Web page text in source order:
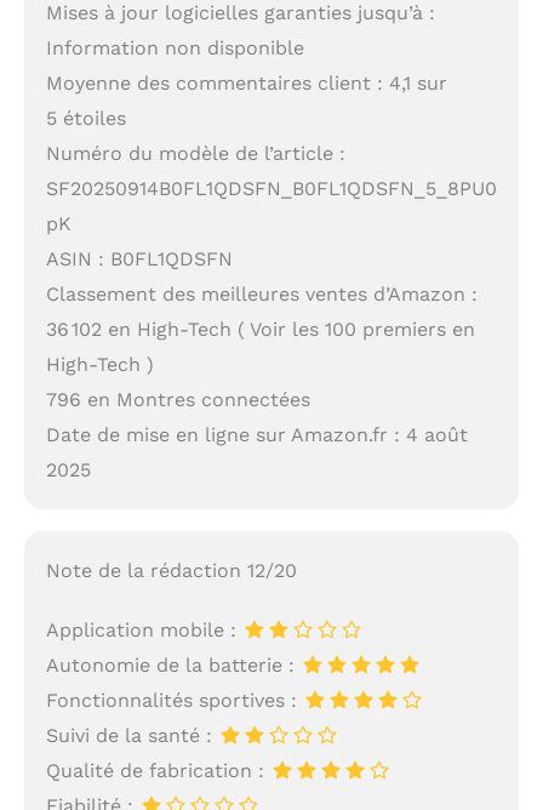
Mises à jour logicielles garanties jusqu’à :
Information non disponible
Moyenne des commentaires client : 4,1 sur
5 étoiles
Numéro du modèle de l’article :
SF20250914B0FL1QDSFN_B0FL1QDSFN_5_8PU0
pK
ASIN : B0FL1QDSFN
Classement des meilleures ventes d’Amazon :
36 102 en High-Tech ( Voir les 100 premiers en
High-Tech )
796 en Montres connectées
Date de mise en ligne sur Amazon.fr : 4 août
2025
Note de la rédaction 12/20
Application mobile :
Autonomie de la batterie :
Fonctionnalités sportives :
Suivi de la santé :
Qualité de fabrication :